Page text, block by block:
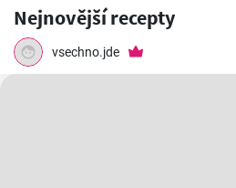
Nejnovější recepty
vsechno.jde